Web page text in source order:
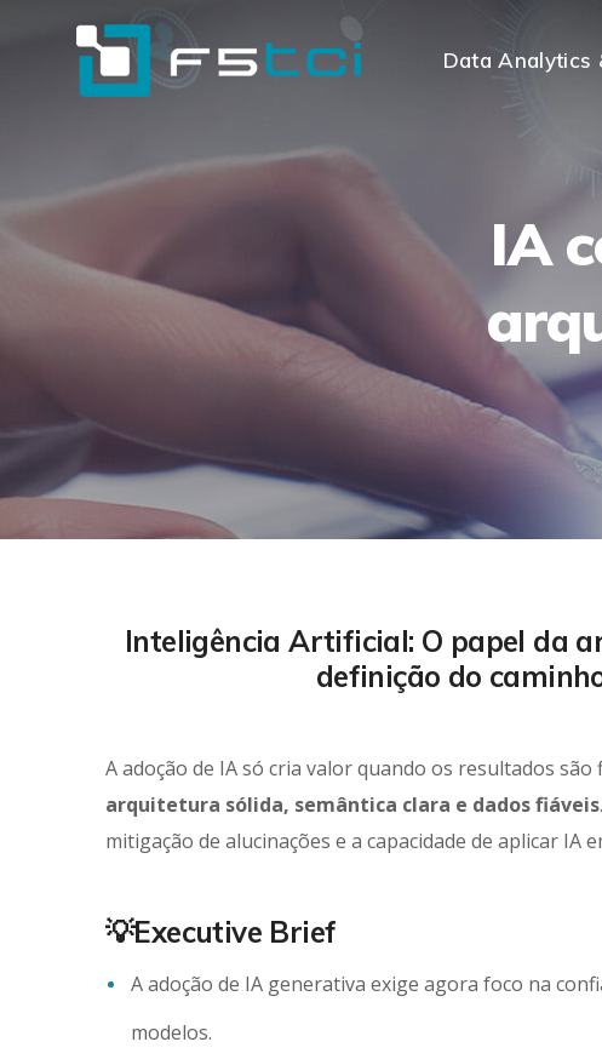
Data Analytics
IA
Inteligência Artificial: O papel da
definição do
A adoção de IA só cria valor quando os resultados
arquitetura sólida, semântica clara e dados fiáveis
mitigação de alucinações e a capacidade de aplicar IA
💡Executive Brief
A adoção de IA generativa exige agora foco na
modelos.